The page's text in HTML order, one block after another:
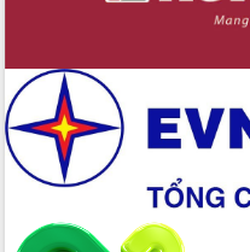
Tập huấn nâng cao năng lực triển khai
cấp xã
Đắk Lắk phát động hưởng ứng Ngày
Quyền của người tiêu dùng Việt Nam
Đẩy mạnh cải cách hành chính, quyết
tâm đạt được mục tiêu tăng trưởng
hai con số trong năm 2026